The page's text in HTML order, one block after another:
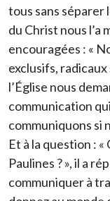
tous sans séparer
du Christ nous l’a
encouragées : «
exclusifs,
l’Église nous
communication
communiquons si
Et à la question :
Paulines ? », il a
communiquer à